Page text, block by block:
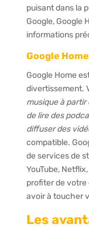
puisant dans la
Google, Google
informations
Google
Google Home
divertissement.
musique à
de lire des
diffuser des
compatible.
de services de
YouTube,
profiter de votre
avoir à toucher
Les